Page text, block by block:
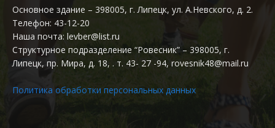
Основное здание – 398005, г. Липецк, ул. А.Невского, д. 2.
Телефон: 43-12-20
Наша почта: levber@list.ru
Структурное подразделение “Ровесник” – 398005, г.
Липецк, пр. Мира, д. 18, . т. 43- 27 -94, rovesnik48@mail.ru
Политика обработки персональных данных